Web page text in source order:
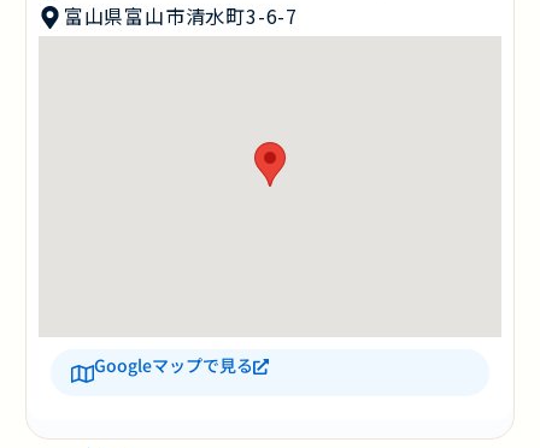
富山県富山市清水町3-6-7
Googleマップで見る